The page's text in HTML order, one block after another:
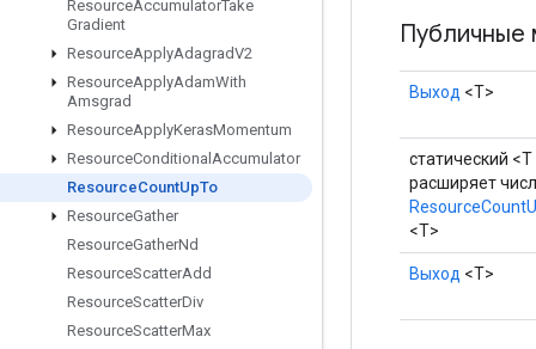
ResourceAccumulatorTake
Gradient
ResourceApplyAdagradV2
ResourceApplyAdamWith
Amsgrad
ResourceApplyKerasMomentum
ResourceConditional Accumulator
ResourceCountUpTo
ResourceGather
ResourceGatherNd
ResourceScatterAdd
ResourceScatterDiv
ResourceScatterMax
Публичные
Выход <Т>
статический <T
расширяет
<T>
Выход <Т>